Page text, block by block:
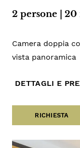
2 persone | 20
Camera doppia
vista panoramica
DETTAGLI E
RICHIESTA